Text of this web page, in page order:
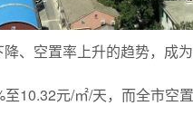
、空置率上升的趋势，成
10.32元/㎡/天，而全市空